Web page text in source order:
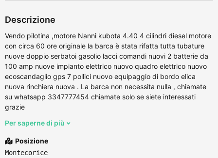
Descrizione
Vendo pilotina ,motore Nanni kubota 4.40 4 cilindri diesel motore
con circa 60 ore originale la barca è stata rifatta tutta tubature
nuove doppio serbatoi gasolio lacci comandi nuovi 2 batterie da
100 amp nuove impianto elettrico nuovo quadro elettrico nuovo
ecoscandaglio gps 7 pollici nuovo equipaggio di bordo elica
nuova rinchiera nuova . La barca non necessita nulla , chiamate
su whatsapp 3347777454 chiamate solo se siete interessati
grazie
Per saperne di più
Posizione
Montecorice